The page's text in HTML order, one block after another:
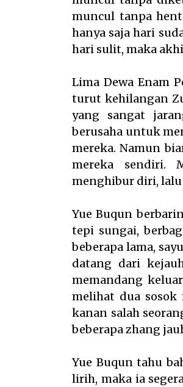
muncul tanpa
hanya saja hari
hari sulit, maka
Lima Dewa Enam
turut kehilangan
yang sangat
berusaha untuk
mereka. Namun
mereka sendiri.
menghibur diri,
Yue Buqun
tepi sungai,
beberapa lama,
datang dari
memandang
melihat dua
kanan salah
beberapa zhang
Yue Buqun tahu
lirih, maka ia